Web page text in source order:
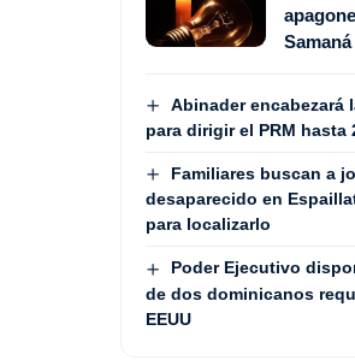
Samaná
Abinader encabezará
para dirigir el PRM hasta
Familiares buscan a
desaparecido en
para localizarlo
Poder Ejecutivo
de dos dominicanos
EEUU